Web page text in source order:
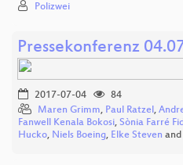
Polizwei
Pressekonferenz
2017-07-04
84
Maren Grimm, Paul Ratzel,
Fanwell Kenala Bokosi, Sònia Farré
Hucko, Niels Boeing, Elke Steven and